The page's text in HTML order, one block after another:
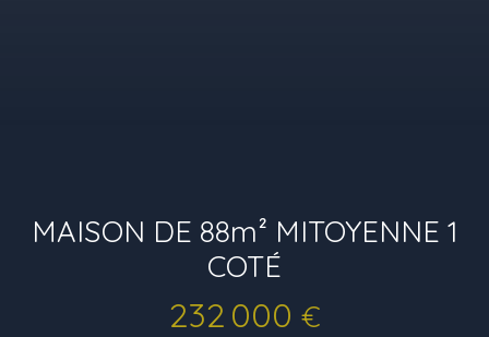
MAISON DE 88m² MITOYENNE 1
COTÉ
232 000 €